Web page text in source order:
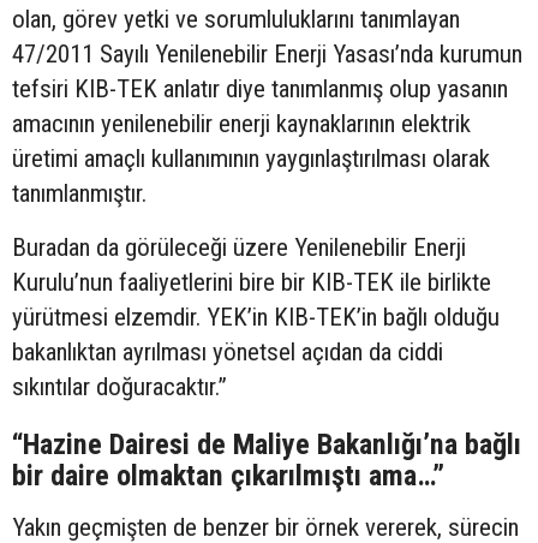
olan, görev yetki ve sorumluluklarını tanımlayan
47/2011 Sayılı Yenilenebilir Enerji Yasası’nda kurumun
tefsiri KIB-TEK anlatır diye tanımlanmış olup yasanın
amacının yenilenebilir enerji kaynaklarının elektrik
üretimi amaçlı kullanımının yaygınlaştırılması olarak
tanımlanmıştır.
Buradan da görüleceği üzere Yenilenebilir Enerji
Kurulu’nun faaliyetlerini bire bir KIB-TEK ile birlikte
yürütmesi elzemdir. YEK’in KIB-TEK’in bağlı olduğu
bakanlıktan ayrılması yönetsel açıdan da ciddi
sıkıntılar doğuracaktır.”
“Hazine Dairesi de Maliye Bakanlığı’na bağlı
bir daire olmaktan çıkarılmıştı ama…”
Yakın geçmişten de benzer bir örnek vererek, sürecin